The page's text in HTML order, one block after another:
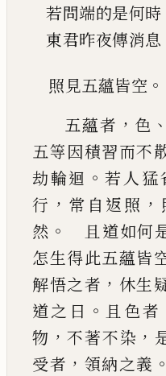
若問端的是何時
東君昨夜傳消息
照見五蘊皆空 。
五蘊者 ， 色 、
五等因積習而不
劫輪迴 。 若人猛
行 ， 常自返照 ，
然 。 且道如何
怎生得此五蘊皆
解悟之者 ， 休生
道之日 。 且色者
物 ， 不著不染 ，
受者 ， 領納之義 。